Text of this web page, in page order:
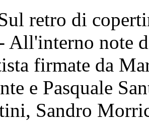
retro di
All'interno note
firmate da
e Pasquale
Sandro